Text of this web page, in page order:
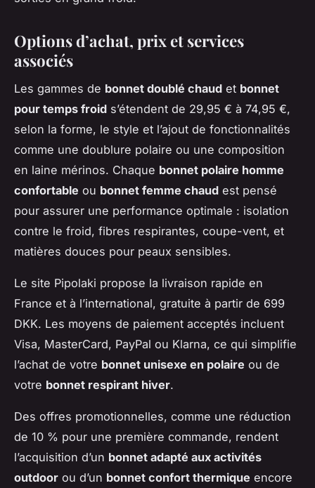
Options d’achat, prix et services
associés
Les gammes de bonnet doublé chaud et bonnet
pour temps froid s’étendent de 29,95 € à 74,95 €,
selon la forme, le style et l’ajout de fonctionnalités
comme une doublure polaire ou une composition
en laine mérinos. Chaque bonnet polaire homme
confortable ou bonnet femme chaud est pensé
pour assurer une performance optimale : isolation
contre le froid, fibres respirantes, coupe-vent, et
matières douces pour peaux sensibles.
Le site Pipolaki propose la livraison rapide en
France et à l’international, gratuite à partir de 699
DKK. Les moyens de paiement acceptés incluent
Visa, MasterCard, PayPal ou Klarna, ce qui simplifie
l’achat de votre bonnet unisexe en polaire ou de
votre bonnet respirant hiver.
Des offres promotionnelles, comme une réduction
de 10 % pour une première commande, rendent
l’acquisition d’un bonnet adapté aux activités
outdoor ou d’un bonnet confort thermique encore